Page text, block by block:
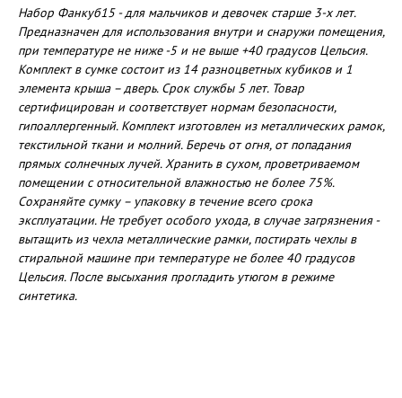
Набор Фанкуб15 - для мальчиков и девочек старше 3-х лет.
Предназначен для использования внутри и снаружи помещения,
при температуре не ниже -5 и не выше +40 градусов Цельсия.
Комплект в сумке состоит из 14 разноцветных кубиков и 1
элемента крыша – дверь. Срок службы 5 лет. Товар
сертифицирован и соответствует нормам безопасности,
гипоаллергенный. Комплект изготовлен из металлических рамок,
текстильной ткани и молний. Беречь от огня, от попадания
прямых солнечных лучей. Хранить в сухом, проветриваемом
помещении с относительной влажностью не более 75%.
Сохраняйте сумку – упаковку в течение всего срока
эксплуатации. Не требует особого ухода, в случае загрязнения -
вытащить из чехла металлические рамки, постирать чехлы в
стиральной машине при температуре не более 40 градусов
Цельсия. После высыхания прогладить утюгом в режиме
синтетика.